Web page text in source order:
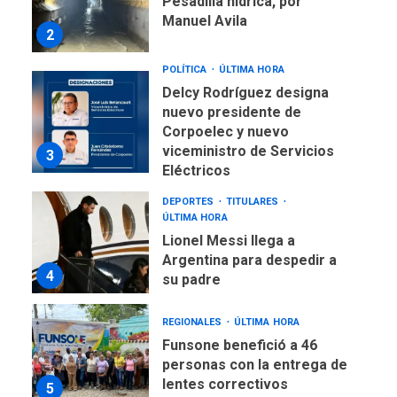
2
Manuel Avila
3
POLÍTICA ÚLTIMA HORA
Delcy Rodríguez designa
nuevo presidente de
Corpoelec y nuevo
viceministro de Servicios
Eléctricos
4
DEPORTES
TITULARES
ÚLTIMA HORA
Lionel Messi llega a
Argentina para despedir a
su padre
5
REGIONALES ÚLTIMA HORA
Funsone benefició a 46
personas con la entrega de
lentes correctivos